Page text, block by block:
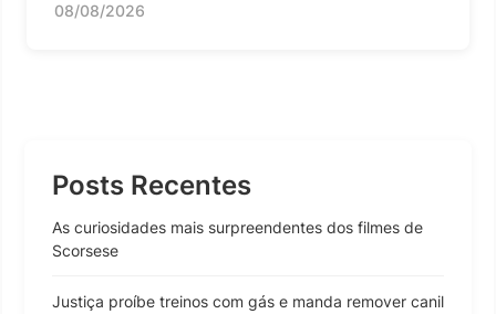
08/08/2026
Posts Recentes
As curiosidades mais surpreendentes dos filmes de
Scorsese
Justiça proíbe treinos com gás e manda remover canil